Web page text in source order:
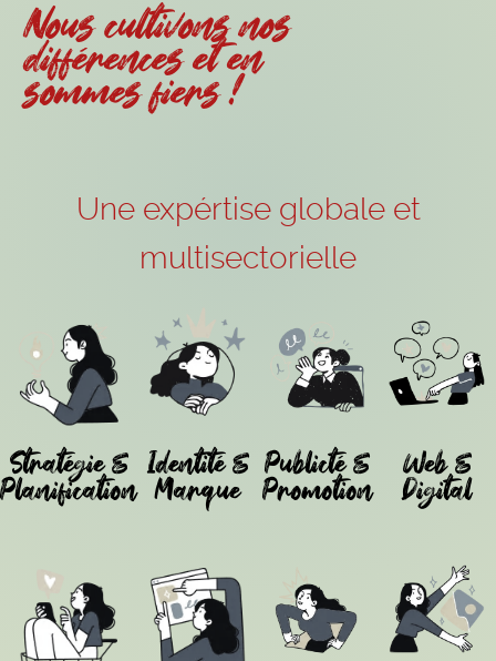
Nous cultivons nos
différences et en
sommes fiers !
Une expértise globale et
multisectorielle
Stratégie &
Planification
Identité &
Marque
Publicté &
Promotion
Web &
Digital